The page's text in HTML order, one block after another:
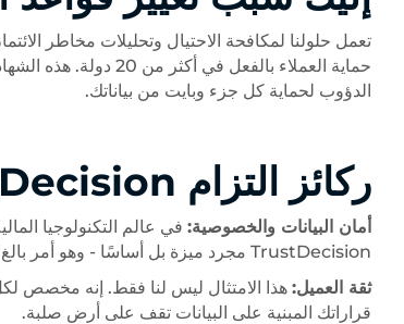
تعمل حلولنا لمكافحة الاحتيال وتحليلات مخاطر
حماية العملاء
الدؤوب لحماية كل جزء وبايت من بياناتك.
ركائز التزام TrustDecision
أمان البيانات والخصوصية: في عالم التكنولوجيا
TrustDecision مجرد ميزة بل أساسًا - وهو أمر بالغ الأهمية في المناطق الخاضعة للتنظيم الصارم مثل سنغافورة والمملكة العربية السعودية.
ثقة العميل: هذا الامتثال ليس لنا فقط. إنه مخصص لكل
قراراتك المبنية على البيانات تقف على أرض صلبة.